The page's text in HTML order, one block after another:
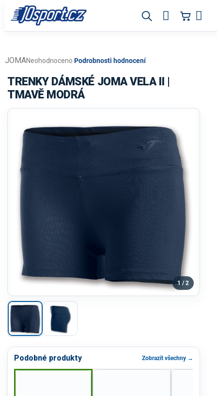
obsah
Průměrné
produktu
je
0,0
Neohodnoceno Podrobnosti hodnocení
JOMA
TRENKY DÁMSKÉ JOMA VELA II |
TMAVĚ MODRÁ
1 / 2
Podobné produkty Zobrazit všechny →